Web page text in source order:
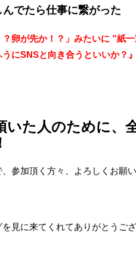
でたら仕事に繋がった
？卵が先か！？」みたいに ”紙
うにSNSと向き合うといいか？
いた人のために、
参加頂く方々、よろしくお願
見に来てくれてありがとうござ